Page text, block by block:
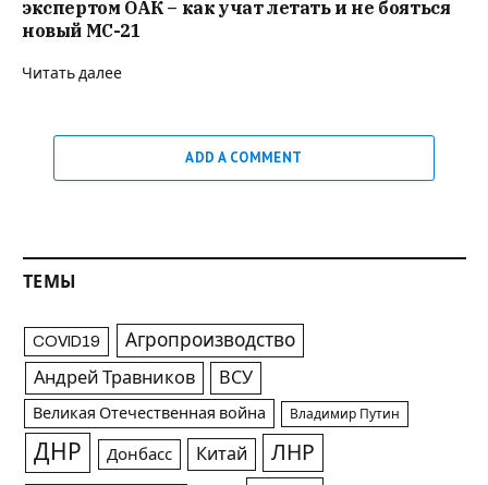
экспертом ОАК – как учат летать и не бояться
новый MC-21
Читать далее
ADD A COMMENT
ТЕМЫ
COVID19 Агропроизводство
Андрей Травников ВСУ
Великая Отечественная война Владимир Путин
ДНР Донбасс Китай ЛНР